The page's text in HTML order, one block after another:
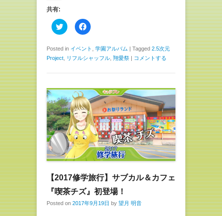
共有:
ク
リ
し
て
T
i
e
r
で
共
有
(
新
し
い
ウ
ィ
ン
ド
で
開
き
ま
す
)
F
a
b
o
o
で
す
る
に
は
ク
リ
ッ
ク
し
て
く
だ
さ
(
新
い
ウ
ィ
Posted in イベント 学園アルバム | Tagged 2.5次元
Project
リフルシャッフル 翔愛祭 | コメントする
【2017修学旅行】サブカル＆カフェ
『喫茶チズ』初登場！
Posted on 2017年9月19日 by 望月 明音